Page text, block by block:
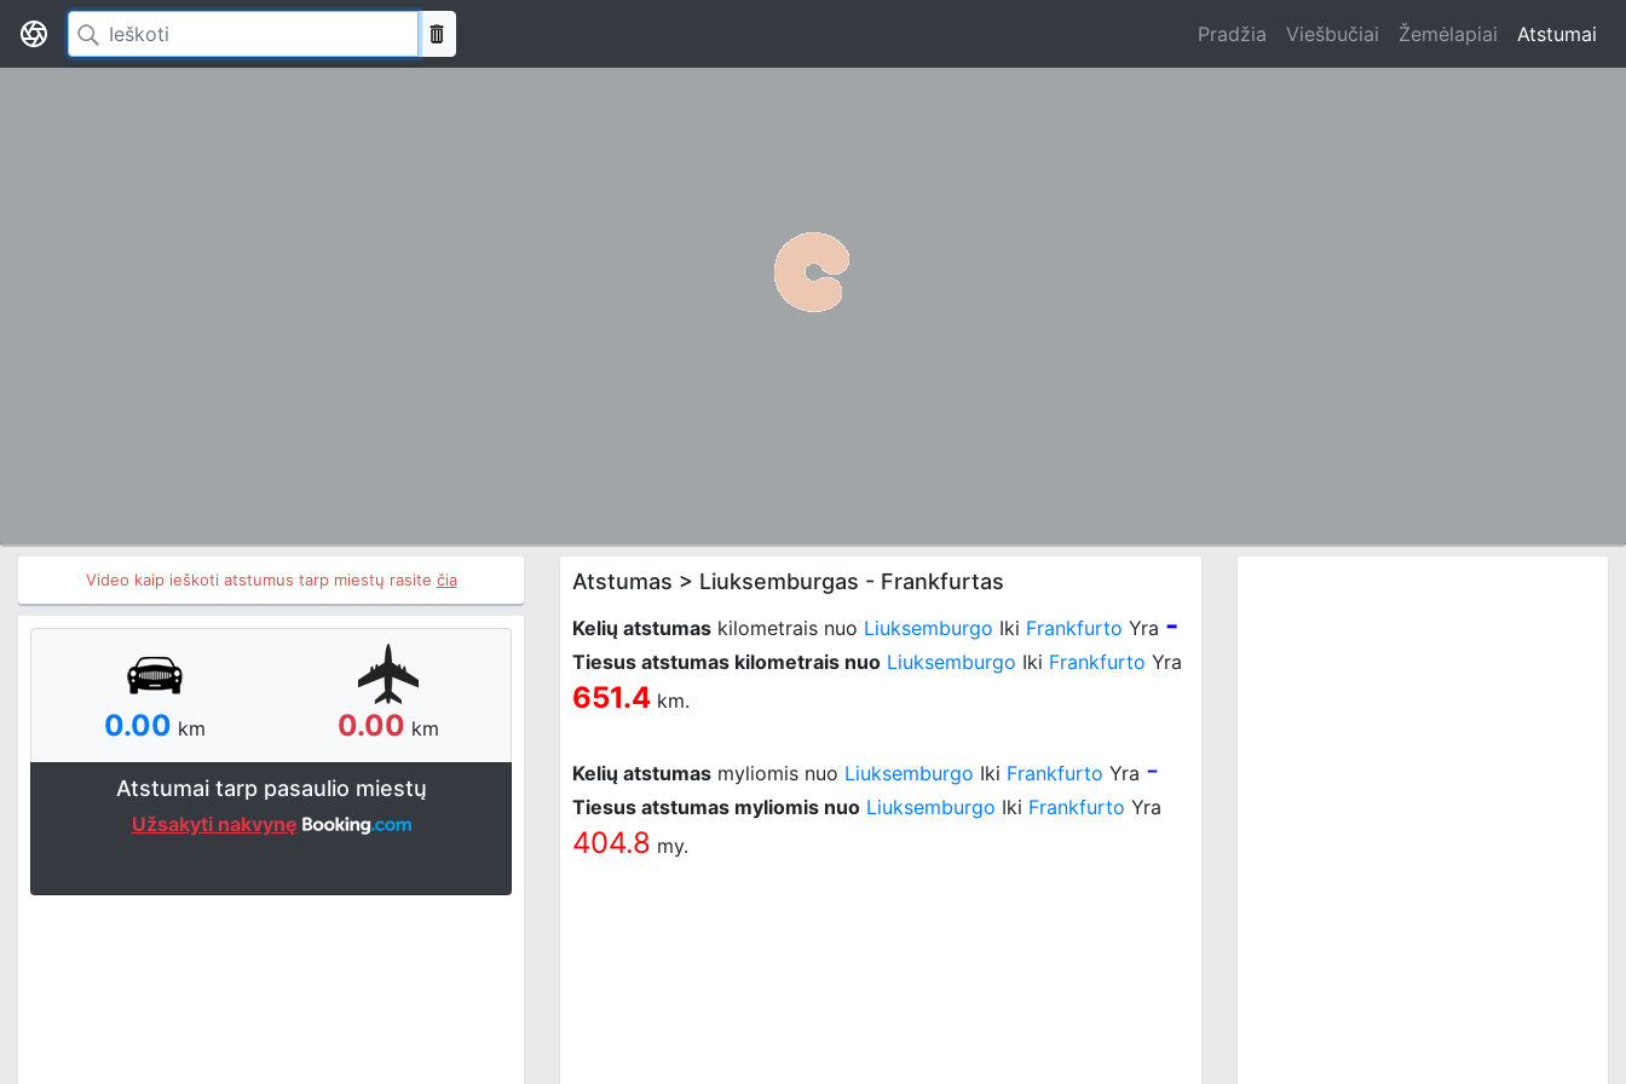
Pradžia Viešbučiai Žemėlapiai Atstumai
Video kaip ieškoti atstumus tarp miestų rasite čia
0.00 km 0.00 km
Atstumai tarp pasaulio miestų
Užsakyti nakvynę
Atstumas > Liuksemburgas - Frankfurtas
Kelių atstumas kilometrais nuo Liuksemburgo Iki Frankfurto Yra -
Tiesus atstumas kilometrais nuo Liuksemburgo Iki Frankfurto Yra
651.4 km.
Kelių atstumas myliomis nuo Liuksemburgo Iki Frankfurto Yra -
Tiesus atstumas myliomis nuo Liuksemburgo Iki Frankfurto Yra
404.8 my.